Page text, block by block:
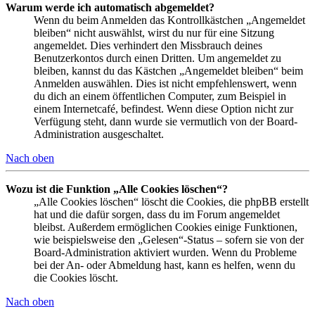
Warum werde ich automatisch abgemeldet?
Wenn du beim Anmelden das Kontrollkästchen „Angemeldet
bleiben“ nicht auswählst, wirst du nur für eine Sitzung
angemeldet. Dies verhindert den Missbrauch deines
Benutzerkontos durch einen Dritten. Um angemeldet zu
bleiben, kannst du das Kästchen „Angemeldet bleiben“ beim
Anmelden auswählen. Dies ist nicht empfehlenswert, wenn
du dich an einem öffentlichen Computer, zum Beispiel in
einem Internetcafé, befindest. Wenn diese Option nicht zur
Verfügung steht, dann wurde sie vermutlich von der Board-
Administration ausgeschaltet.
Nach oben
Wozu ist die Funktion „Alle Cookies löschen“?
„Alle Cookies löschen“ löscht die Cookies, die phpBB erstellt
hat und die dafür sorgen, dass du im Forum angemeldet
bleibst. Außerdem ermöglichen Cookies einige Funktionen,
wie beispielsweise den „Gelesen“-Status – sofern sie von der
Board-Administration aktiviert wurden. Wenn du Probleme
bei der An- oder Abmeldung hast, kann es helfen, wenn du
die Cookies löscht.
Nach oben